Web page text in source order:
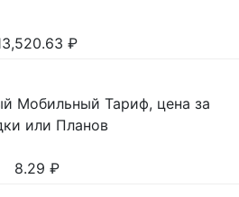
₽
Мобильный Тариф, цена за
или Планов
8.29 ₽